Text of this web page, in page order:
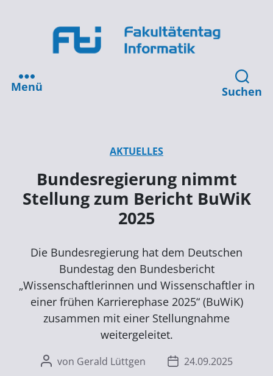
Suchen
Menü
AKTUELLES
Bundesregierung nimmt
Stellung zum Bericht BuWiK
2025
Die Bundesregierung hat dem Deutschen
Bundestag den Bundesbericht
„Wissenschaftlerinnen und Wissenschaftler in
einer frühen Karrierephase 2025“ (BuWiK)
zusammen mit einer Stellungnahme
weitergeleitet.
von Gerald Lüttgen 24.09.2025